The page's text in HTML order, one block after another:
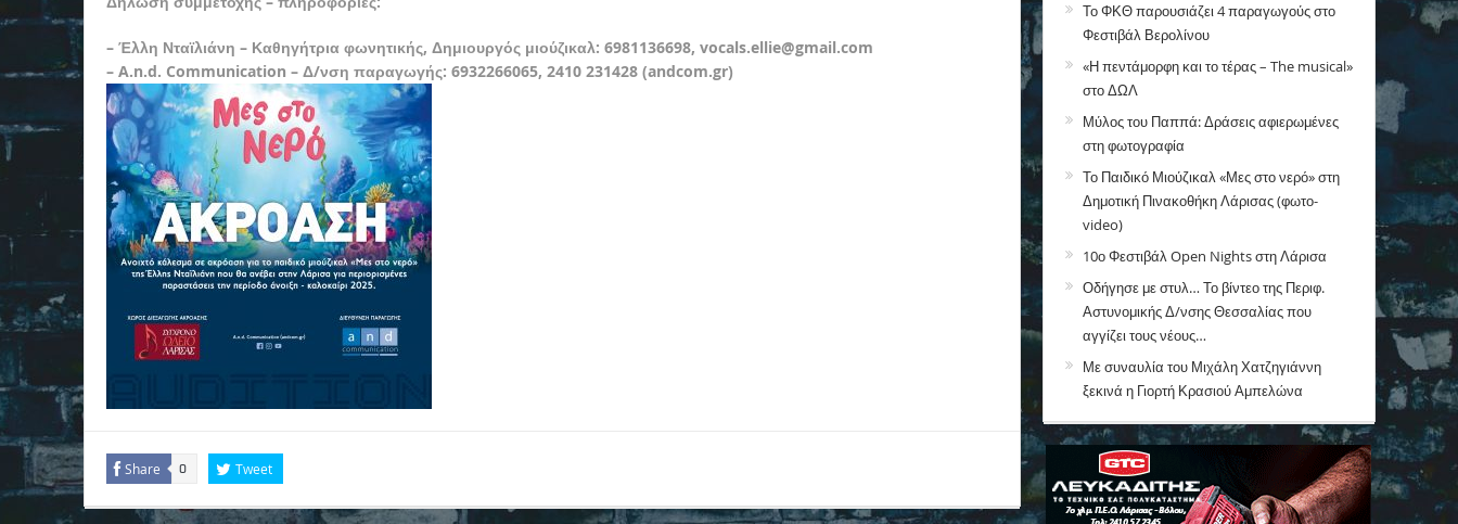
– Έλλη Νταϊλιάνη – Καθηγήτρια φωνητικής, Δημιουργός μιούζικαλ: 6981136698, vocals.ellie@gmail.com
– A.n.d. Communication – Δ/νση παραγωγής: 6932266065, 2410 231428 (andcom.gr)
Share 0 Tweet
Το ΦΚΘ παρουσιάζει 4 παραγωγούς στο
Φεστιβάλ Βερολίνου
«Η πεντάμορφη και το τέρας – The musical»
στο ΔΩΛ
Μύλος του Παππά: Δράσεις αφιερωμένες
στη φωτογραφία
Το Παιδικό Μιούζικαλ «Μες στο νερό» στη
Δημοτική Πινακοθήκη Λάρισας (φωτο-
video)
10ο Φεστιβάλ Open Nights στη Λάρισα
Οδήγησε με στυλ… Το βίντεο της Περιφ.
Αστυνομικής Δ/νσης Θεσσαλίας που
αγγίζει τους νέους…
Με συναυλία του Μιχάλη Χατζηγιάννη
ξεκινά η Γιορτή Κρασιού Αμπελώνα